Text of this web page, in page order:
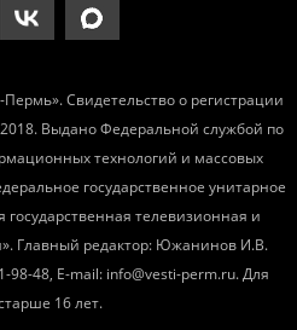
Свидетельство о регистрации
Выдано Федеральной службой по
технологий и массовых
государственное унитарное
государственная телевизионная и
Главный редактор: Южанинов И.В.
48, E-mail: info@vesti-perm.ru. Для
16 лет.